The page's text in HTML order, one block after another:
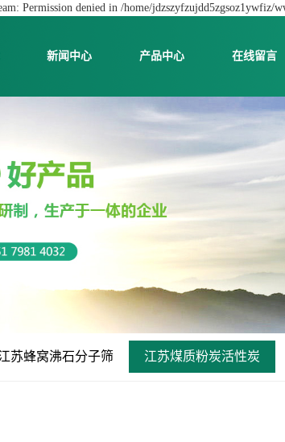
Permission denied in /home/jdzszyfzujdd5zgsoz1ywfiz/
新闻中心 产品中心 在线留言
苏蜂窝沸石分子筛 江苏煤质粉炭活性炭